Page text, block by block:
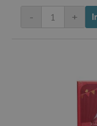
+
-